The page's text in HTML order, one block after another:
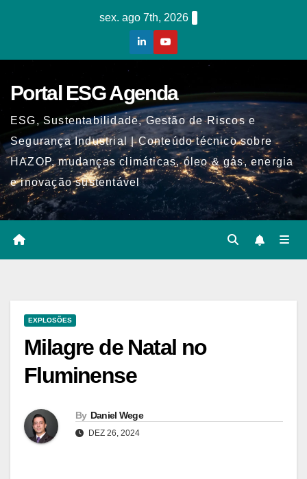
sex. ago 7th, 2026
Portal ESG Agenda
ESG, Sustentabilidade, Gestão de Riscos e
Segurança Industrial | Conteúdo técnico sobre
HAZOP, mudanças climáticas, óleo & gás, energia
e inovação sustentável
EXPLOSÕES
Milagre de Natal no
Fluminense
By Daniel Wege
DEZ 26, 2024